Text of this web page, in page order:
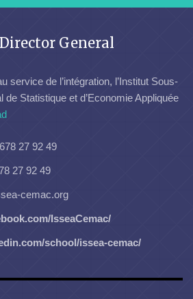
General
service de l’intégration, l’Institut Sous-
de Statistique et d’Economie Appliquée
27 92 49
27 92 49
cemac.org
IsseaCemac/
school/issea-cemac/